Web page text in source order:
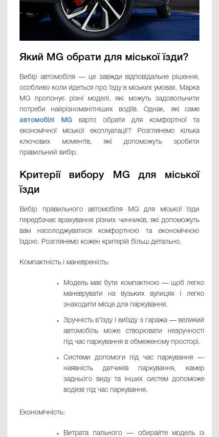
Який MG обрати для міської їзди?
Вибір автомобіля — це завжди відповідальне рішення,
особливо коли йдеться про їзду в міських умовах. Марка
MG пропонує різні моделі, які можуть задовольнити
потреби найрізноманітніших водіїв. Однак, які саме
автомобілі MG варто обрати для комфортної та
економічної міської експлуатації? Розглянемо кілька
ключових моментів, які допоможуть зробити
правильний вибір.
Критерії вибору MG для міської
їзди
Вибір правильного автомобіля MG для міської їзди
передбачає врахування різних чинників, які допоможуть
вам насолоджуватися комфортною та економічною
їздою. Розглянемо кожен критерій більш детально.
Компактність і маневреність:
Модель має бути компактною — щоб легко
маневрувати на вузьких вулицях і легко
знаходити місце для паркування.
Зручність в’їзду і виїзду з гаража — великий
автомобіль може створювати незручності
під час паркування в обмеженому просторі.
Системи допомоги під час паркування —
наявність датчиків паркування, камер
заднього виду та інших систем допоможе
водієві під час паркування.
Економічність:
Витрата пального — обирайте модель із